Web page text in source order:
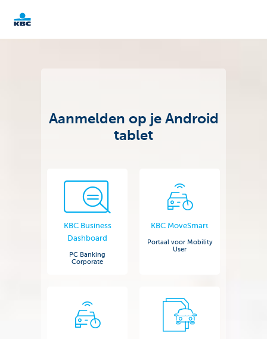
KBC
Aanmelden op je Android
tablet
KBC Business
Dashboard
PC Banking
Corporate
KBC MoveSmart
Portaal voor Mobility
User